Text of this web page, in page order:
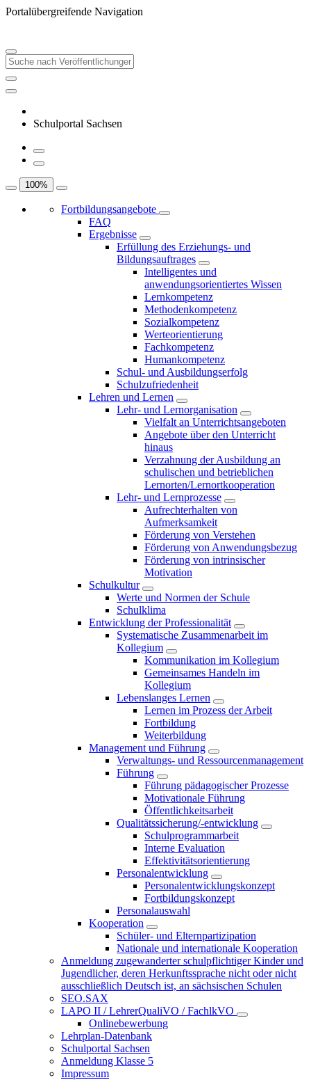
Portalübergreifende Navigation
Schulportal Sachsen
100%
Fortbildungsangebote
FAQ
Ergebnisse
Erfüllung des Erziehungs- und
Bildungsauftrages
Intelligentes und
anwendungsorientiertes Wissen
Lernkompetenz
Methodenkompetenz
Sozialkompetenz
Werteorientierung
Fachkompetenz
Humankompetenz
Schul- und Ausbildungserfolg
Schulzufriedenheit
Lehren und Lernen
Lehr- und Lernorganisation
Vielfalt an Unterrichtsangeboten
Angebote über den Unterricht
hinaus
Verzahnung der Ausbildung an
schulischen und betrieblichen
Lernorten/Lernortkooperation
Lehr- und Lernprozesse
Aufrechterhalten von
Aufmerksamkeit
Förderung von Verstehen
Förderung von Anwendungsbezug
Förderung von intrinsischer
Motivation
Schulkultur
Werte und Normen der Schule
Schulklima
Entwicklung der Professionalität
Systematische Zusammenarbeit im
Kollegium
Kommunikation im Kollegium
Gemeinsames Handeln im
Kollegium
Lebenslanges Lernen
Lernen im Prozess der Arbeit
Fortbildung
Weiterbildung
Management und Führung
Verwaltungs- und Ressourcenmanagement
Führung
Führung pädagogischer Prozesse
Motivationale Führung
Öffentlichkeitsarbeit
Qualitätssicherung/-entwicklung
Schulprogrammarbeit
Interne Evaluation
Effektivitätsorientierung
Personalentwicklung
Personalentwicklungskonzept
Fortbildungskonzept
Personalauswahl
Kooperation
Schüler- und Elternpartizipation
Nationale und internationale Kooperation
Anmeldung zugewanderter schulpflichtiger Kinder und
Jugendlicher, deren Herkunftssprache nicht oder nicht
ausschließlich Deutsch ist, an sächsischen Schulen
SEO.SAX
LAPO II / LehrerQualiVO / FachlkVO
Onlinebewerbung
Lehrplan-Datenbank
Schulportal Sachsen
Anmeldung Klasse 5
Impressum